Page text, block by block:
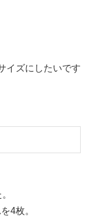
イズにしたいです
4枚。